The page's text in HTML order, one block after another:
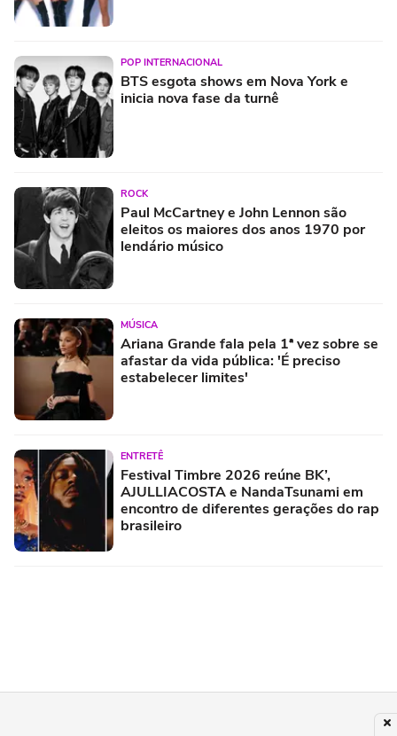
POP INTERNACIONAL
BTS esgota shows em Nova York e
inicia nova fase da turnê
ROCK
Paul McCartney e John Lennon são
eleitos os maiores dos anos 1970 por
lendário músico
MÚSICA
Ariana Grande fala pela 1ª vez sobre se
afastar da vida pública: 'É preciso
estabelecer limites'
ENTRETÊ
Festival Timbre 2026 reúne BK’,
AJULLIACOSTA e NandaTsunami em
encontro de diferentes gerações do rap
brasileiro